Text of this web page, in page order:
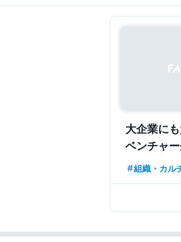
大企業に
ベンチャー
組織・カル